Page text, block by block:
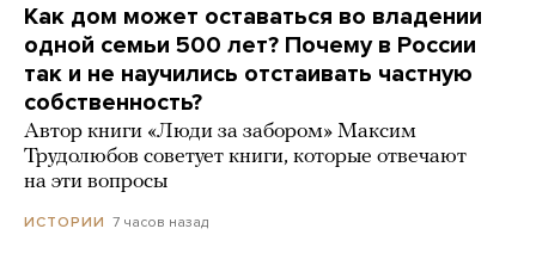
Как дом может оставаться во владении
одной семьи 500 лет? Почему в России
так и не научились отстаивать частную
собственность?
Автор книги «Люди за забором» Максим
Трудолюбов советует книги, которые отвечают
на эти вопросы
ИСТОРИИ 7 часов назад